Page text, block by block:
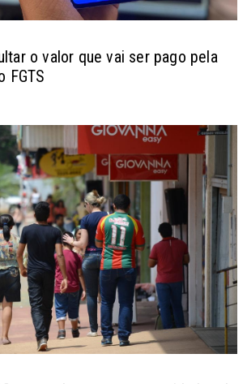
o valor que vai ser pago pela
FGTS